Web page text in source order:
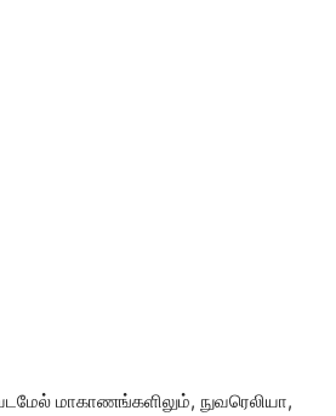
மாகாணங்களிலும், நுவரெலியா,